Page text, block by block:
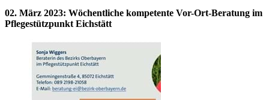
02. März 2023: Wöchentliche kompetente Vor-Ort-Beratung im
Pflegestützpunkt Eichstätt